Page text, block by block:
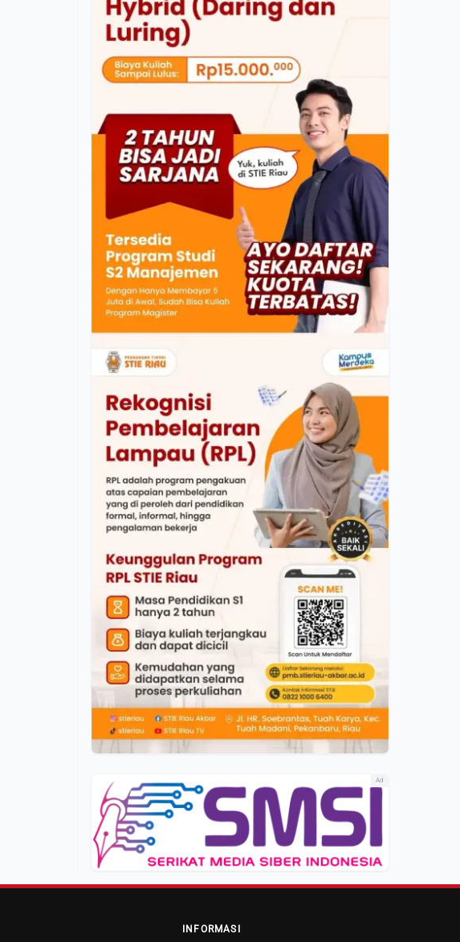
Ad
INFORMASI